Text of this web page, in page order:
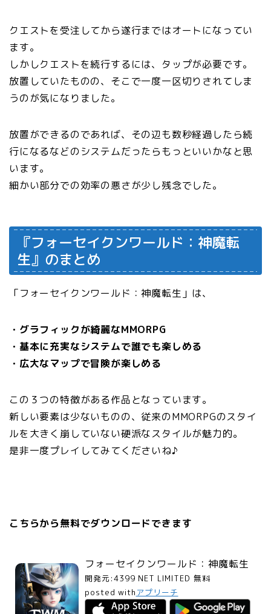
クエストを受注してから遂行まではオートになってい
ます。
しかしクエストを続行するには、タップが必要です。
放置していたものの、そこで一度一区切りされてしま
うのが気になりました。
放置ができるのであれば、その辺も数秒経過したら続
行になるなどのシステムだったらもっといいかなと思
います。
細かい部分での効率の悪さが少し残念でした。
『フォーセイクンワールド：神魔転
生』のまとめ
「フォーセイクンワールド：神魔転生」は、
・グラフィックが綺麗なMMORPG
・基本に充実なシステムで誰でも楽しめる
・広大なマップで冒険が楽しめる
この３つの特徴がある作品となっています。
新しい要素は少ないものの、従来のMMORPGのスタイ
ルを大きく崩していない硬派なスタイルが魅力的。
是非一度プレイしてみてくださいね♪
こちらから無料でダウンロードできます
フォーセイクンワールド：神魔転生
開発元:4399 NET LIMITED 無料
posted with アプリーチ